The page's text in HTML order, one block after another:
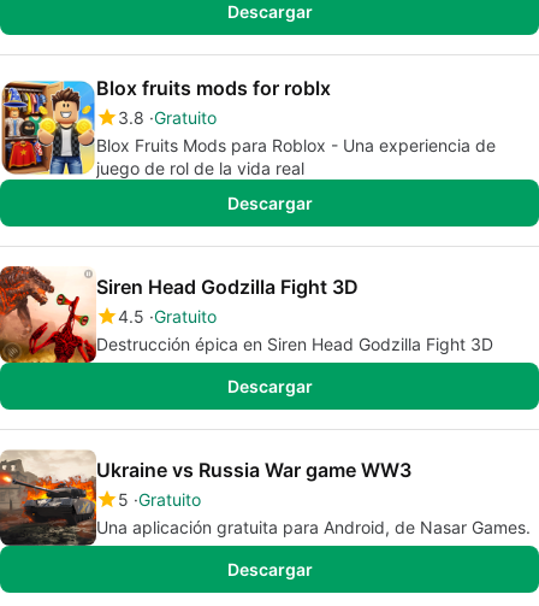
Descargar
Blox fruits mods for roblx
3.8 Gratuito
Blox Fruits Mods para Roblox - Una experiencia de
juego de rol de la vida real
Descargar
Siren Head Godzilla Fight 3D
4.5 Gratuito
Destrucción épica en Siren Head Godzilla Fight 3D
Descargar
Ukraine vs Russia War game WW3
5 Gratuito
Una aplicación gratuita para Android, de Nasar Games.
Descargar